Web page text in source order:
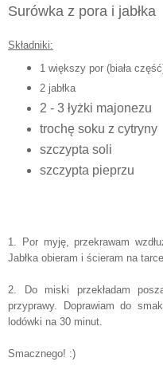
Surówka z pora i jabłka
Składniki:
1 większy por (biała
2 jabłka
2 - 3 łyżki majonezu
trochę soku z cytryny
szczypta soli
szczypta pieprzu
1. Por myję, przekrawam
Jabłka obieram i ścieram na
2. Do miski przekładam
przyprawy. Doprawiam do
lodówki na 30 minut.
Smacznego! :)